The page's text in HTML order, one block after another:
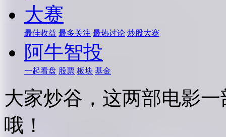
大赛
最佳收益 最多关注 最热讨论 炒股大赛
阿牛智投
一起看盘 股票 板块 基金
大家炒谷，这两部电影
哦！